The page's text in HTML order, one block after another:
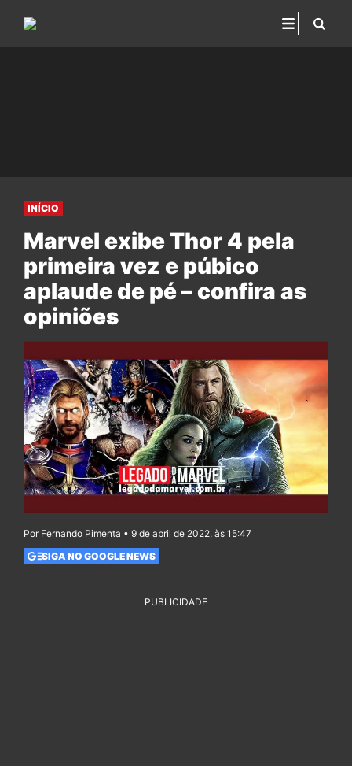
INÍCIO
Marvel exibe Thor 4 pela
primeira vez e púbico
aplaude de pé – confira as
opiniões
Por Fernando Pimenta • 9 de abril de 2022, às 15:47
SIGA NO GOOGLE NEWS
PUBLICIDADE